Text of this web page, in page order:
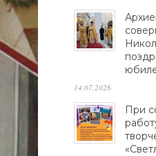
14.07.2026
При